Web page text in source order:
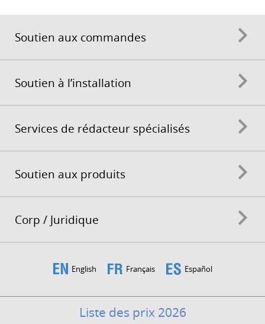
Soutien aux commandes
Soutien à l’installation
Services de rédacteur spécialisés
Soutien aux produits
Corp / Juridique
English Français Español
Liste des prix 2026